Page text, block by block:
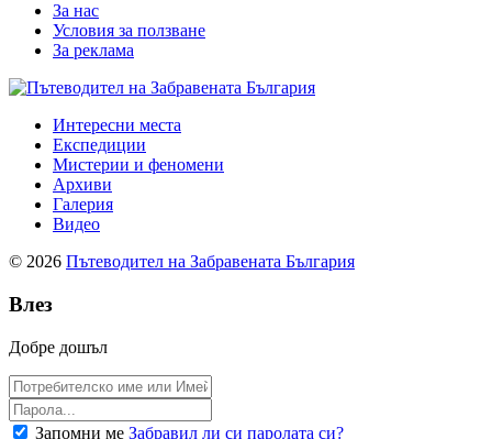
За нас
Условия за ползване
За реклама
Интересни места
Експедиции
Мистерии и феномени
Архиви
Галерия
Видео
© 2026 Пътеводител на Забравената България
Влез
Добре дошъл
Запомни ме Забравил ли си паролата си?